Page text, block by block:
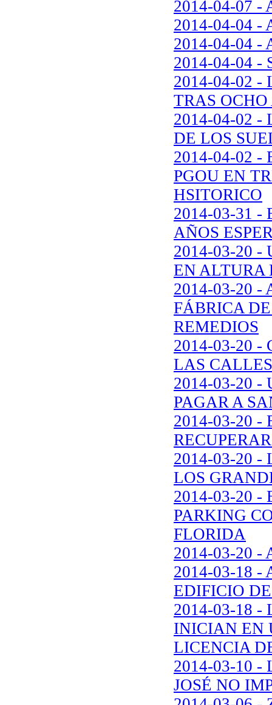
2014-04-07 -
2014-04-04 -
2014-04-04 -
2014-04-04 -
2014-04-02 -
TRAS
2014-04-02 -
DE LOS
2014-04-02 -
PGOU EN
HSITORICO
2014-03-31 -
AÑOS
2014-03-20
EN ALTURA
2014-03-20 -
FÁBRICA
REMEDIOS
2014-03-20 -
LAS
2014-03-20 -
PAGAR A
2014-03-20 -
2014-03-20 -
LOS
2014-03-20
PARKING
FLORIDA
2014-03-20 -
2014-03-18 -
EDIFICIO
2014-03-18 -
INICIAN EN
LICENCIA
2014-03-10 -
JOSÉ NO